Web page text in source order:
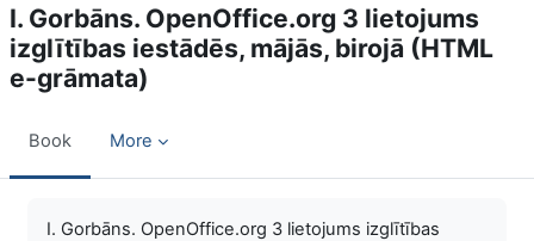
I. Gorbāns. OpenOffice.org 3 lietojums
izglītības iestādēs, mājās, birojā (HTML
e-grāmata)
Book More
I. Gorbāns. OpenOffice.org 3 lietojums izglītības